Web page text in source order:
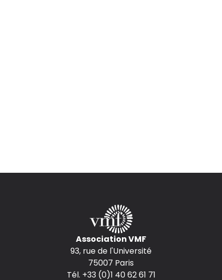
Association VMF
93, rue de l'Université
75007 Paris
Tél. +33 (0)1 40 62 61 71